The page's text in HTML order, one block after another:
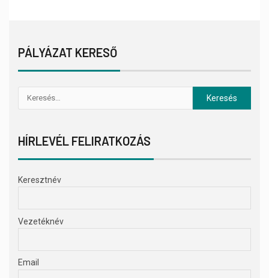
PÁLYÁZAT KERESŐ
HÍRLEVÉL FELIRATKOZÁS
Keresztnév
Vezetéknév
Email